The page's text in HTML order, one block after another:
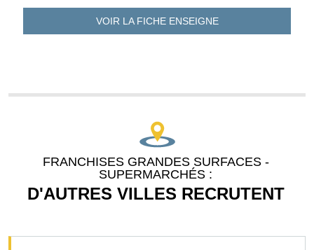
VOIR LA FICHEENSEIGNE
FRANCHISES GRANDES SURFACES -
SUPERMARCHÉS :
D'AUTRES VILLES RECRUTENT